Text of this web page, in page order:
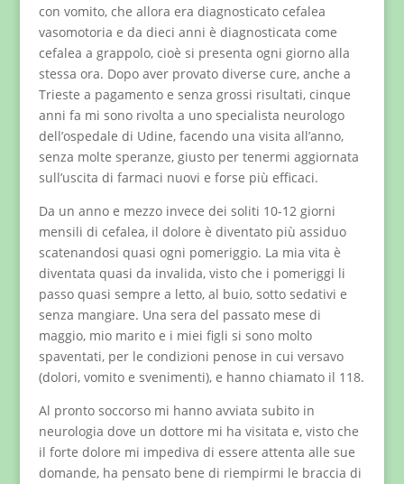
con vomito, che allora era diagnosticato cefalea
vasomotoria e da dieci anni è diagnosticata come
cefalea a grappolo, cioè si presenta ogni giorno alla
stessa ora. Dopo aver provato diverse cure, anche a
Trieste a pagamento e senza grossi risultati, cinque
anni fa mi sono rivolta a uno specialista neurologo
dell’ospedale di Udine, facendo una visita all’anno,
senza molte speranze, giusto per tenermi aggiornata
sull’uscita di farmaci nuovi e forse più efficaci.
Da un anno e mezzo invece dei soliti 10-12 giorni
mensili di cefalea, il dolore è diventato più assiduo
scatenandosi quasi ogni pomeriggio. La mia vita è
diventata quasi da invalida, visto che i pomeriggi li
passo quasi sempre a letto, al buio, sotto sedativi e
senza mangiare. Una sera del passato mese di
maggio, mio marito e i miei figli si sono molto
spaventati, per le condizioni penose in cui versavo
(dolori, vomito e svenimenti), e hanno chiamato il 118.
Al pronto soccorso mi hanno avviata subito in
neurologia dove un dottore mi ha visitata e, visto che
il forte dolore mi impediva di essere attenta alle sue
domande, ha pensato bene di riempirmi le braccia di